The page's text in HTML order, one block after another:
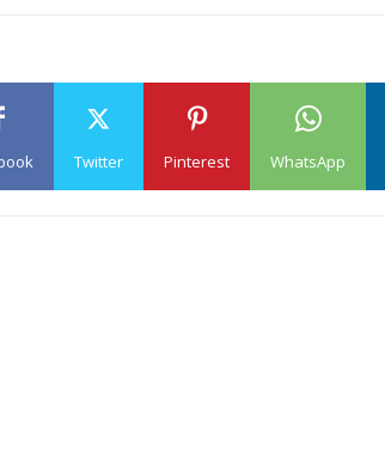
Twitter Pinterest WhatsApp